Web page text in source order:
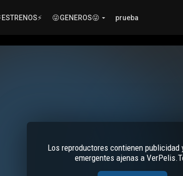
😜GENEROS😜 prueba